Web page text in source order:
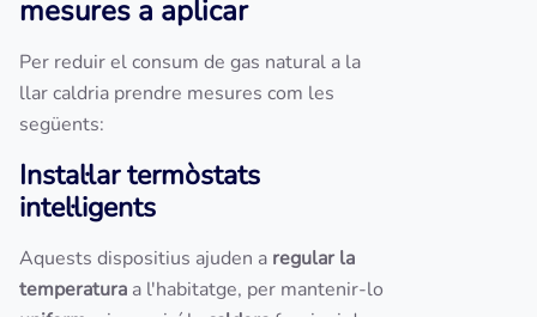
mesures a aplicar
Per reduir el consum de gas natural a la
llar caldria prendre mesures com les
següents:
Instal·lar termòstats
intel·ligents
Aquests dispositius ajuden a regular la
temperatura a l'habitatge, per mantenir-lo